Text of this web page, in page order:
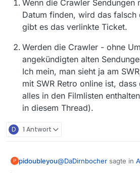
Wenn die Crawler Sendungen
Datum finden, wird das falsch
gibt es das verlinkte Ticket.
Werden die Crawler - ohne
angekündigten alten
Ich mein, man sieht ja am
mit SWR Retro online ist,
alles in den Filmlisten
in diesem Thread).
D 1 Antwort
P pidoubleyou@DaDirnbocher sagte in